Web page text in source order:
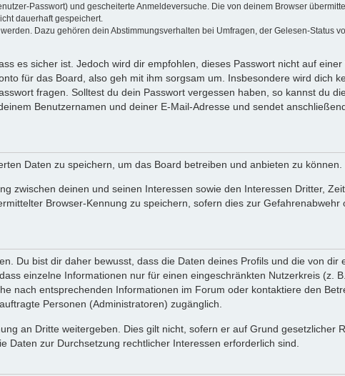
Passwort) und gescheiterte Anmeldeversuche. Die von deinem Browser
dauerhaft gespeichert.
Dazu gehören dein Abstimmungsverhalten bei Umfragen, der Gelesen-Status
es sicher ist. Jedoch wird dir empfohlen, dieses Passwort nicht auf einer
für das Board, also geh mit ihm sorgsam um. Insbesondere wird dich
fragen. Solltest du dein Passwort vergessen haben, so kannst du
Benutzernamen und deiner E-Mail-Adresse und sendet
Daten zu speichern, um das Board betreiben und anbieten zu können.
zwischen deinen und seinen Interessen sowie den Interessen Dritter,
Browser-Kennung zu speichern, sofern dies zur Gefahrenabwehr
Du bist dir daher bewusst, dass die Daten deines Profils und die von dir
einzelne Informationen nur für einen eingeschränkten Nutzerkreis (z.
nach entsprechenden Informationen im Forum oder kontaktiere den
Personen (Administratoren) zugänglich.
an Dritte weitergeben. Dies gilt nicht, sofern er auf Grund gesetzlicher
zur Durchsetzung rechtlicher Interessen erforderlich sind.